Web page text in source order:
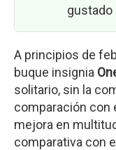
gustado
A principios de
buque insignia
solitario, sin la
comparación con
mejora en
comparativa con